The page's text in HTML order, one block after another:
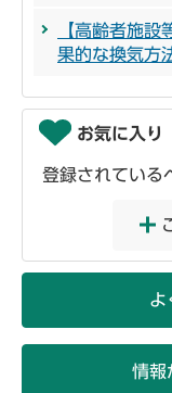
【高齢者施
果的な換気方
お気に入り
登録されている
よ
情報